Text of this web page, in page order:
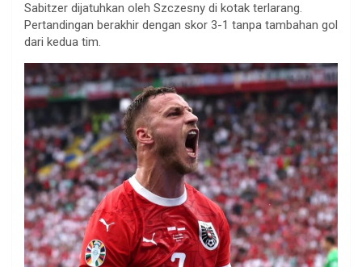
Sabitzer dijatuhkan oleh Szczesny di kotak terlarang.
Pertandingan berakhir dengan skor 3-1 tanpa tambahan gol
dari kedua tim.